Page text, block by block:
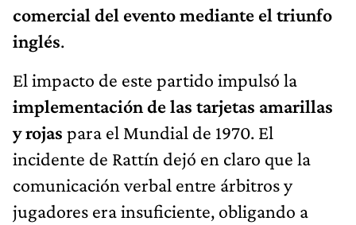
comercial del evento mediante el triunfo
inglés.
El impacto de este partido impulsó la
implementación de las tarjetas amarillas
y rojas para el Mundial de 1970. El
incidente de Rattín dejó en claro que la
comunicación verbal entre árbitros y
jugadores era insuficiente, obligando a